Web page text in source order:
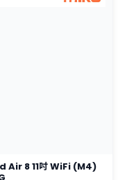
Air 8 11吋 WiFi (M4)